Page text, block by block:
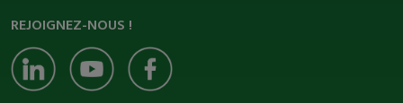
REJOIGNEZ-NOUS !